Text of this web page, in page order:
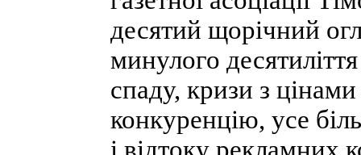
десятий щорічний
минулого
спаду, кризи з
конкуренцію, усе